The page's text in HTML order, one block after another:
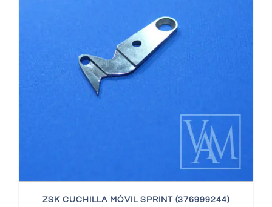
ZSK CUCHILLA MÓVIL SPRINT (376999244)